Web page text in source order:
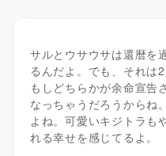
サルとウサウサは還暦を
るんだよ。でも、それは
もしどちらかが余命宣告
なっちゃうだろうからね
よね。可愛いキジトラも
れる幸せを感じてるよ。